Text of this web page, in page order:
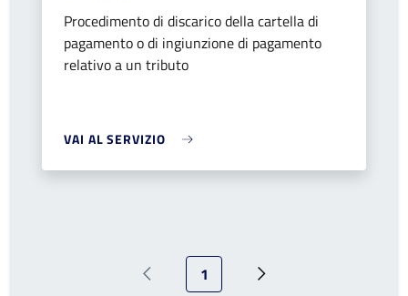
Procedimento di discarico della cartella di
pagamento o di ingiunzione di pagamento
relativo a un tributo
VAI AL SERVIZIO
Pagina precedente
Pagina attuale
1 Prossima pagina